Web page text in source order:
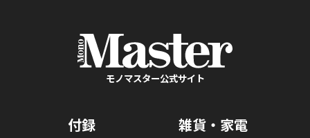
モノマスター公式サイト
付録
雑貨・家電